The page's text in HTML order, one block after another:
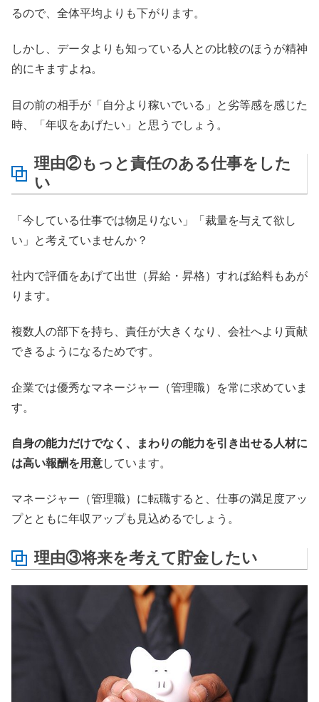
るので、全体平均よりも下がります。
しかし、データよりも知っている人との比較のほうが精神
的にキますよね。
目の前の相手が「自分より稼いでいる」と劣等感を感じた
時、「年収をあげたい」と思うでしょう。
理由②もっと責任のある仕事をした
い
「今している仕事では物足りない」「裁量を与えて欲し
い」と考えていませんか？
社内で評価をあげて出世（昇給・昇格）すれば給料もあが
ります。
複数人の部下を持ち、責任が大きくなり、会社へより貢献
できるようになるためです。
企業では優秀なマネージャー（管理職）を常に求めていま
す。
自身の能力だけでなく、まわりの能力を引き出せる人材に
は高い報酬を用意しています。
マネージャー（管理職）に転職すると、仕事の満足度アッ
プとともに年収アップも見込めるでしょう。
理由③将来を考えて貯金したい